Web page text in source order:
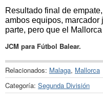
Resultado final de
ambos equipos, marcador
parte, pero que el
JCM para Fútbol Balear.
Relacionados: Malaga, Mallorca
Categoría: Segunda División